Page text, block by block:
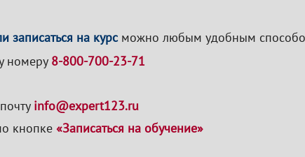
записаться на курсможно любым удобным
номеру 8-800-700-23-71
info@expert123.ru
кнопке «Записаться на обучение»